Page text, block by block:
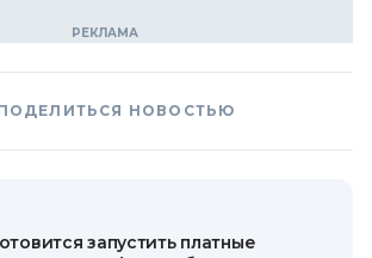
НОВОСТЬЮ
запустить платные